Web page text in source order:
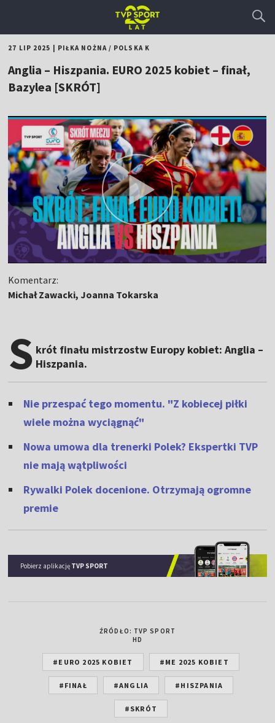
27 LIP 2025 PIŁKA NOŻNA/ POLSKA K
Anglia – Hiszpania. EURO 2025 kobiet – finał,
Bazylea [SKRÓT]
Komentarz:
Michał Zawacki, Joanna Tokarska
S krót finału mistrzostw Europy kobiet: Anglia –
Hiszpania.
Nie przespać tego momentu. "Z kobiecej piłki
wiele można wyciągnąć"
Nowa umowa dla trenerki Polek? Ekspertki TVP
nie mają wątpliwości
Rywalki Polek docenione. Otrzymają ogromne
premie
Pobierz aplikację TVP SPORT
ŹRÓDŁO: TVP SPORT
HD
#EURO 2025 KOBIET #ME 2025 KOBIET
#FINAŁ #ANGLIA #HISZPANIA
#SKRÓT